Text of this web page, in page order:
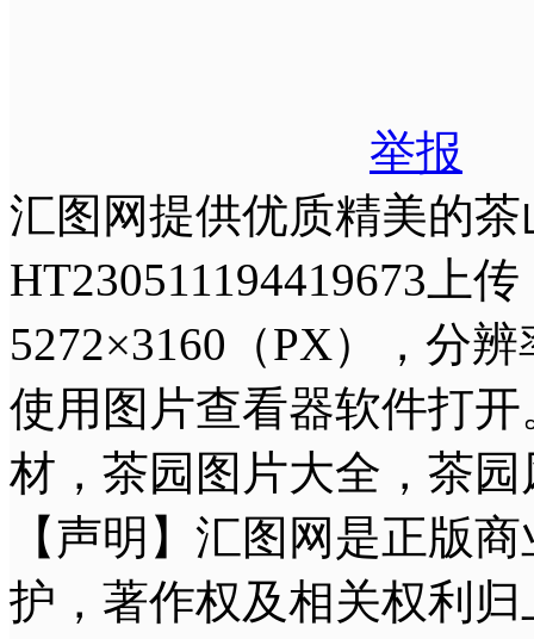
举报
汇图网提供优质精美的
HT230511194419673上
5272×3160（PX），分
使用图片查看器软件打
材，茶园图片大全，茶
【声明】汇图网是正版
护，著作权及相关权利